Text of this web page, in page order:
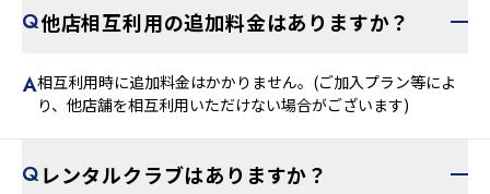
他店相互利用の追加料金はありますか？
相互利用時に追加料金はかかりません。(ご加入プラン等によ
り、他店舗を相互利用いただけない場合がございます)
レンタルクラブはありますか？